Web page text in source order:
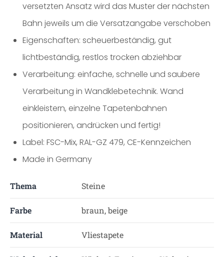
versetzten Ansatz wird das Muster der nächsten
Bahn jeweils um die Versatzangabe verschoben
Eigenschaften: scheuerbeständig, gut
lichtbeständig, restlos trocken abziehbar
Verarbeitung: einfache, schnelle und saubere
Verarbeitung in Wandklebetechnik. Wand
einkleistern, einzelne Tapetenbahnen
positionieren, andrücken und fertig!
Label: FSC-Mix, RAL-GZ 479, CE-Kennzeichen
Made in Germany
Thema Steine
Farbe braun, beige
Material Vliestapete